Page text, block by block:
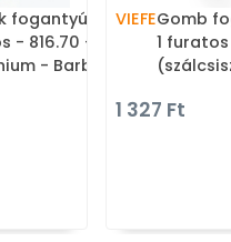
fogantyú virág - 1
- 816.70 -
- Barbi sárga -
- Műanyag - Színes
VIEFEGomb
1
1 327 Ft